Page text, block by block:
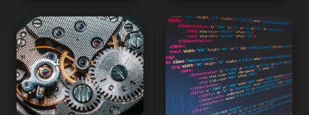
Automatización Programación